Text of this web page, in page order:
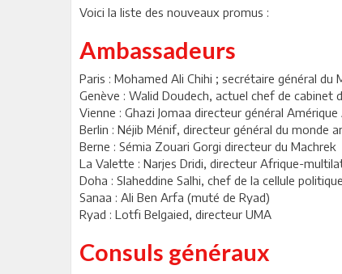
Voici la liste des nouveaux promus :
Ambassadeurs
Paris : Mohamed Ali Chihi ; secrétaire général du
Genève : Walid Doudech, actuel chef de cabinet
Vienne : Ghazi Jomaa directeur général Amérique
Berlin : Néjib Ménif, directeur général du monde
Berne : Sémia Zouari Gorgi directeur du Machrek
La Valette : Narjes Dridi, directeur Afrique-
Doha : Slaheddine Salhi, chef de la cellule
Sanaa : Ali Ben Arfa (muté de Ryad)
Ryad : Lotfi Belgaied, directeur UMA
Consuls généraux